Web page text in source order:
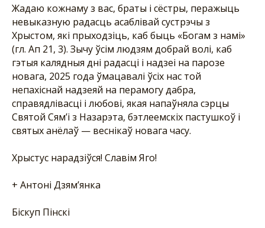
Жадаю кожнаму з вас, браты і сёстры, перажыць
невыказную радасць асаблівай сустрэчы з
Хрыстом, які прыходзіць, каб быць «Богам з намі»
(гл. Ап 21, 3). Зычу ўсім людзям добрай волі, каб
гэтыя калядныя дні радасці і надзеі на парозе
новага, 2025 года ўмацавалі ўсіх нас той
непахіснай надзеяй на перамогу дабра,
справядлівасці і любові, якая напаўняла сэрцы
Святой Сям’і з Назарэта, бэтлеемскіх пастушкоў і
святых анёлаў — веснікаў новага часу.
Хрыстус нарадзіўся! Славім Яго!
+ Антоні Дзям’янка
Біскуп Пінскі